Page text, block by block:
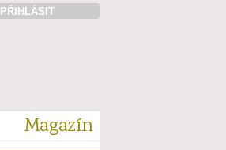
PŘIHLÁSIT
Magazín